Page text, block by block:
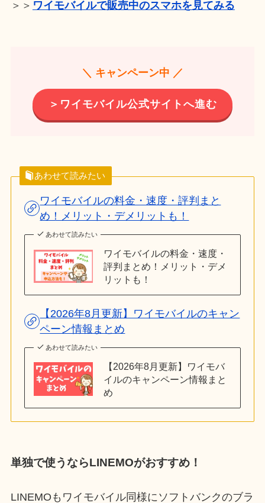
＞＞ ワイモバイルで販売中のスマホを見てみる
＼ キャンペーン中 ／
＞ワイモバイル公式サイトへ進む
あわせて読みたい
ワイモバイルの料金・速度・評判まと
め！メリット・デメリットも！
あわせて読みたい
ワイモバイルの料金・速度・
評判まとめ！メリット・デメ
リットも！
【2026年8月更新】ワイモバイルのキャン
ペーン情報まとめ
あわせて読みたい
【2026年8月更新】ワイモバ
イルのキャンペーン情報まと
め
単独で使うならLINEMOがおすすめ！
LINEMOもワイモバイル同様にソフトバンクのブラ